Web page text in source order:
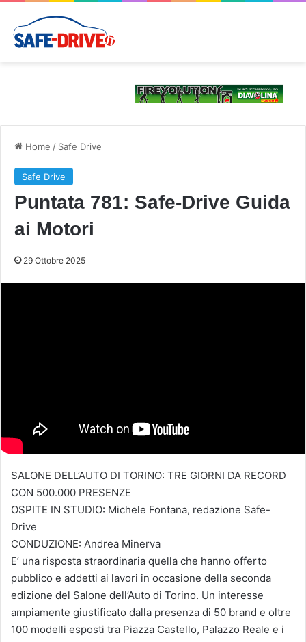
Home / Safe Drive
Safe Drive
Puntata 781: Safe-Drive Guida
ai Motori
29 Ottobre 2025
SALONE DELL’AUTO DI TORINO: TRE GIORNI DA RECORD
CON 500.000 PRESENZE
OSPITE IN STUDIO: Michele Fontana, redazione Safe-
Drive
CONDUZIONE: Andrea Minerva
E’ una risposta straordinaria quella che hanno offerto
pubblico e addetti ai lavori in occasione della seconda
edizione del Salone dell’Auto di Torino. Un interesse
ampiamente giustificato dalla presenza di 50 brand e oltre
100 modelli esposti tra Piazza Castello, Palazzo Reale e i